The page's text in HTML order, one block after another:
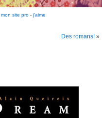
mon site pro- j'aime
Des romans! »